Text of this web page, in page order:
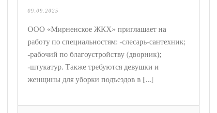
09.09.2025
ООО «Мирненское ЖКХ» приглашает на
работу по специальностям: -слесарь-сантехник;
-рабочий по благоустройству (дворник);
-штукатур. Также требуются девушки и
женщины для уборки подъездов в [...]